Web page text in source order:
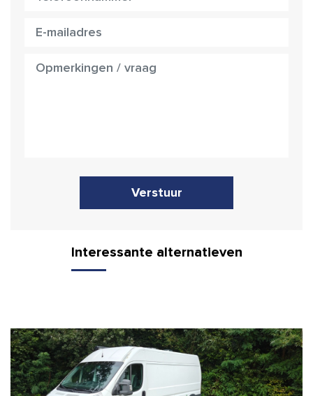
Verstuur
Interessante alternatieven